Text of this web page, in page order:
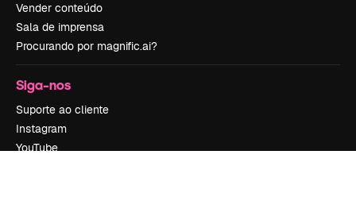
Vender conteúdo
Sala de imprensa
Procurando por magnific.ai?
Siga-nos
Suporte ao cliente
Instagram
YouTube